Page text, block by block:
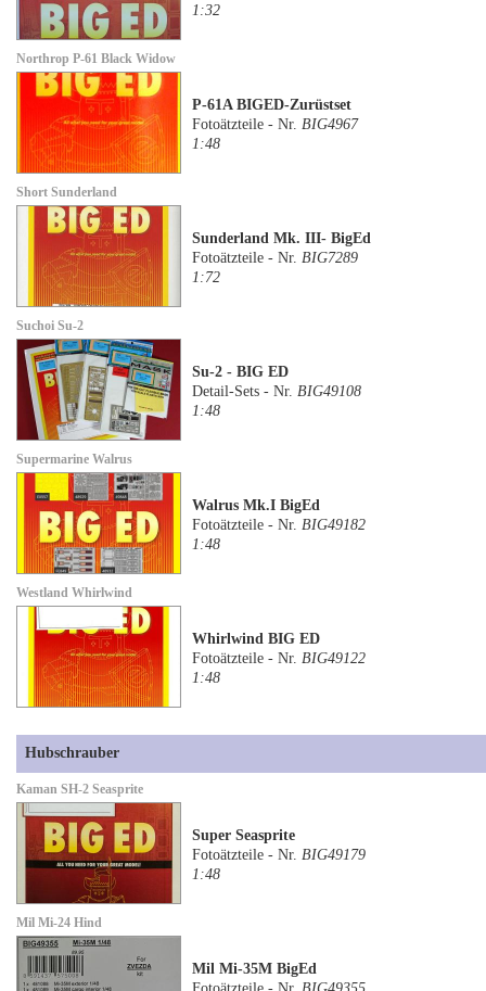
1:32
Northrop P-61 Black Widow
P-61A BIGED-Zurüstset
Fotoätzteile - Nr. BIG4967
1:48
Short Sunderland
Sunderland Mk. III- BigEd
Fotoätzteile - Nr. BIG7289
1:72
Suchoi Su-2
Su-2 - BIG ED
Detail-Sets - Nr. BIG49108
1:48
Supermarine Walrus
Walrus Mk.I BigEd
Fotoätzteile - Nr. BIG49182
1:48
Westland Whirlwind
Whirlwind BIG ED
Fotoätzteile - Nr. BIG49122
1:48
Hubschrauber
Kaman SH-2 Seasprite
Super Seasprite
Fotoätzteile - Nr.BIG49179
1:48
Mil Mi-24 Hind
Mil Mi-35M BigEd